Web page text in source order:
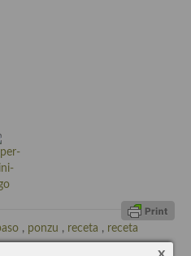
, ponzu , receta , receta